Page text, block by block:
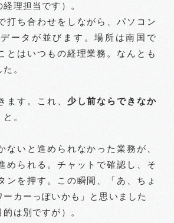
経理担当です）。
打ち合わせをしながら、パソコン
ータが並びます。場所は南国で
とはいつもの経理業務。なんとも
。
ます。これ、 少し前ならできなか
と。
ないと進められなかった業務が、
められる。チャットで確認し、そ
ンを押す。この瞬間、「あ、ちょ
ーカーっぽいかも」と思いました
的は別ですが）。